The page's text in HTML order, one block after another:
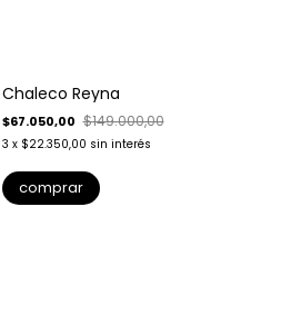
Envío gratis
Chaleco Reyna
$67.050,00 $149.000,00
3 x $22.350,00 sin interés
comprar